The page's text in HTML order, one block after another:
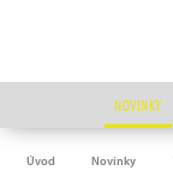
NOVINKY
Úvod Novinky